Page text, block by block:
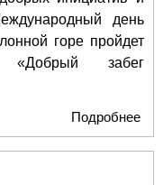
день
горе пройдет
«Добрый забег
Подробнее